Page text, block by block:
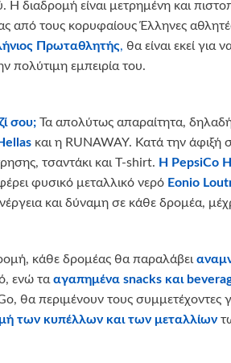
Η διαδρομή είναι μετρημένη και
από τους κορυφαίους Έλληνες
Πρωταθλητής, θα είναι εκεί για
πολύτιμη εμπειρία του.
σου; Τα απολύτως απαραίτητα,
και η RUNAWAY. Κατά την
τσαντάκι και T-shirt. Η PepsiCo
φυσικό μεταλλικό νερό Eonio
και δύναμη σε κάθε δρομέα,
κάθε δρομέας θα παραλάβει
ενώ τα αγαπημένα snacks και
θα περιμένουν τους συμμετέχοντες
των κυπέλλων και των μεταλλίων